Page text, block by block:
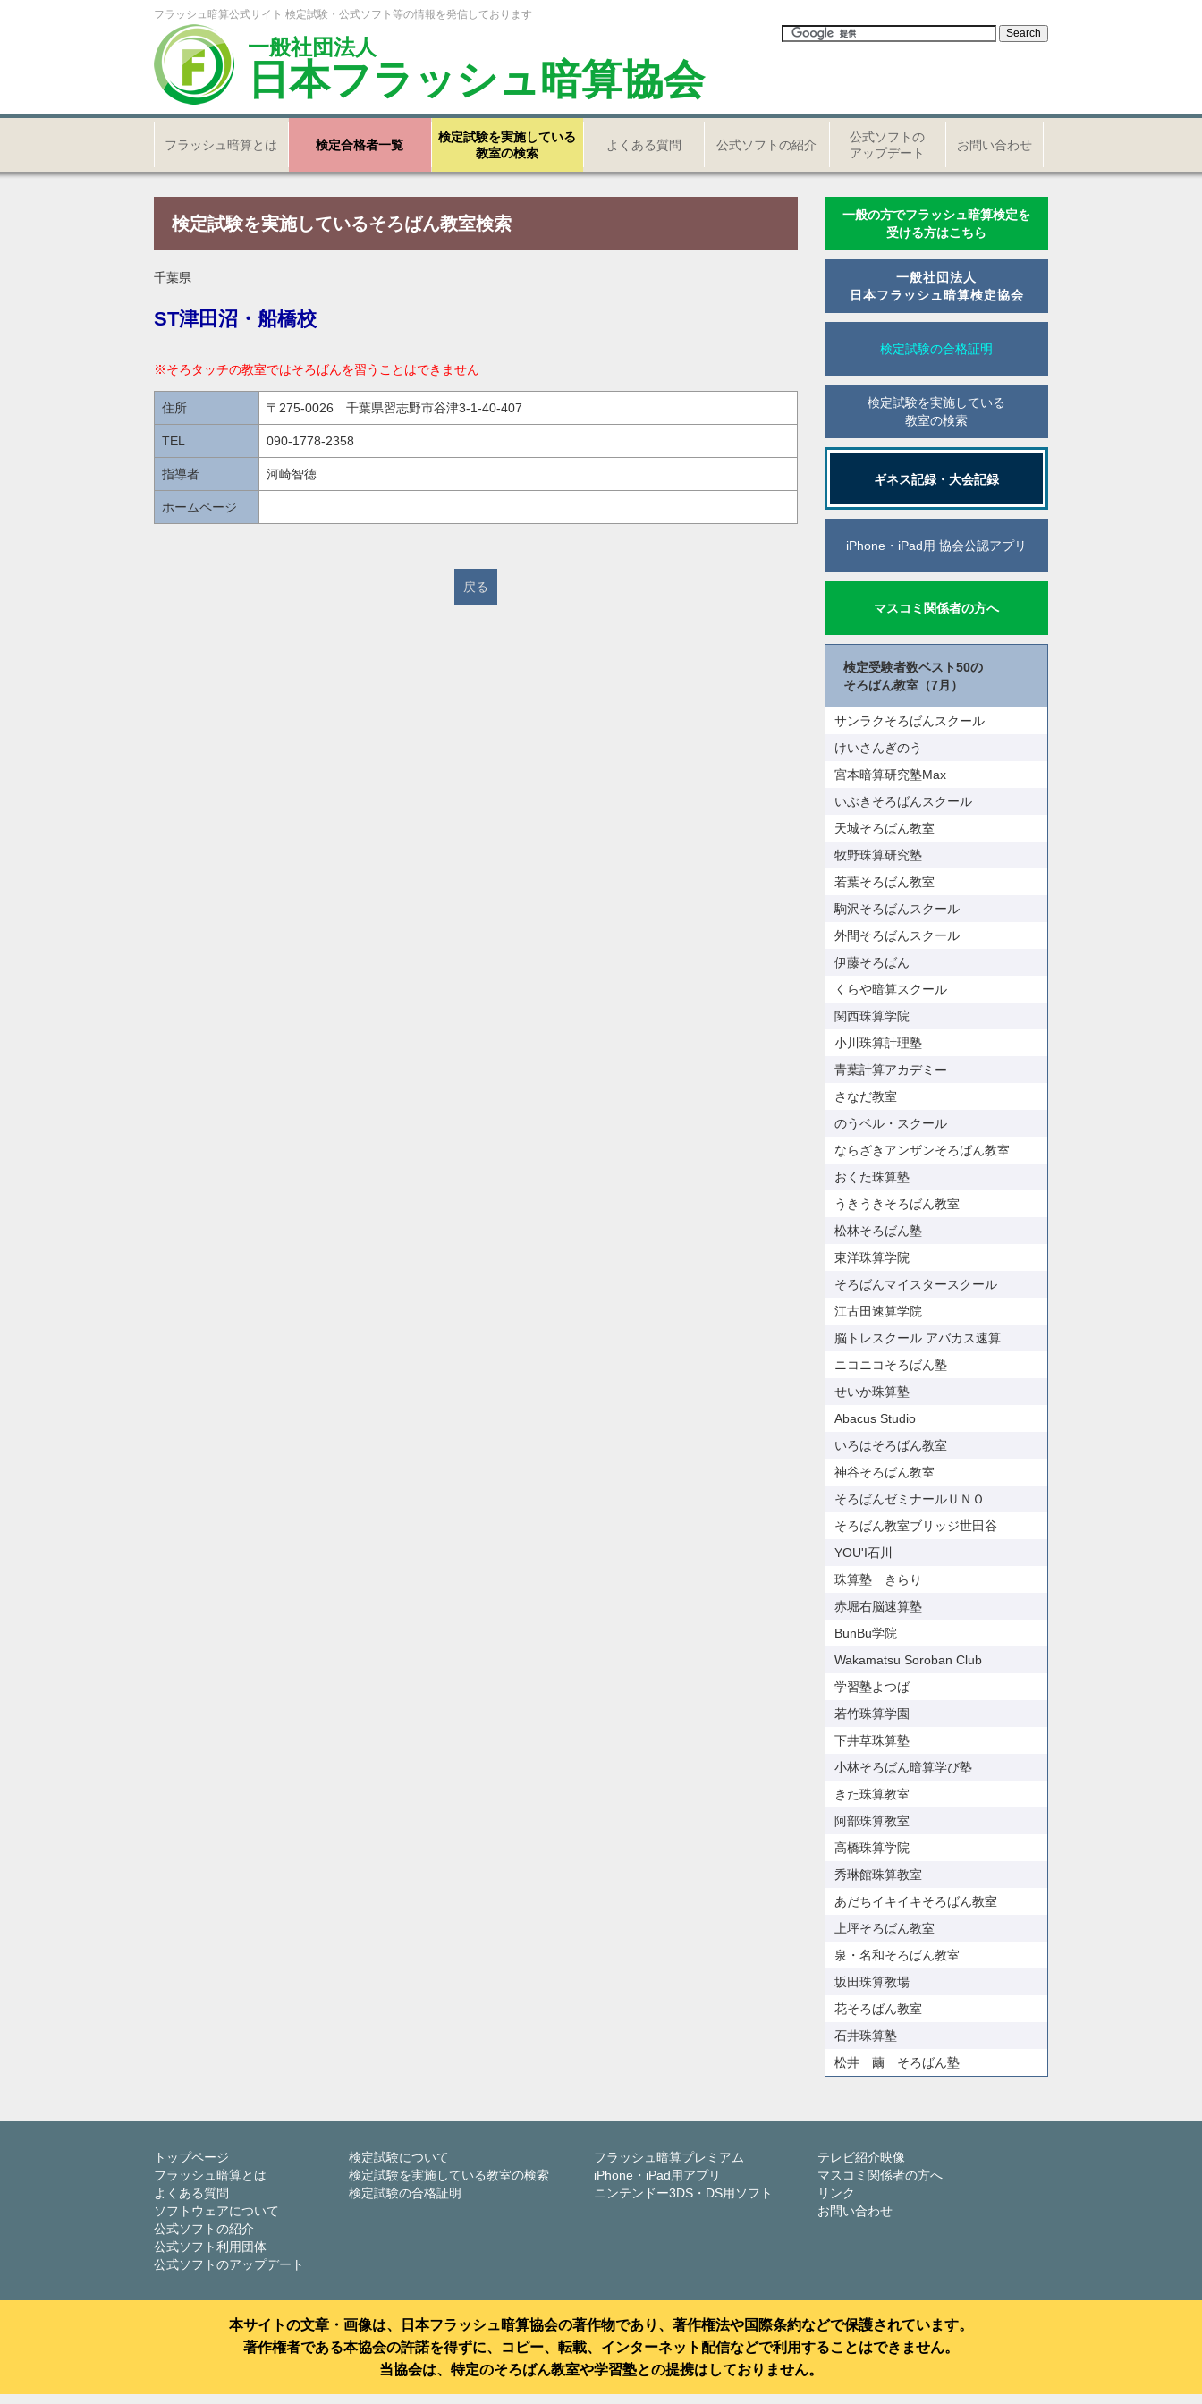
フラッシュ暗算公式サイト 検定試験・公式ソフト等の情報を発信しております
一般社団法人
日本フラッシュ暗算協会
フラッシュ暗算とは 検定合格者一覧
検定試験を実施している
教室の検索
よくある質問 公式ソフトの紹介
公式ソフトの
アップデート
お問い合わせ
検定試験を実施しているそろばん教室検索
千葉県
ST津田沼・船橋校
※そろタッチの教室ではそろばんを習うことはできません
住所 〒275-0026 千葉県習志野市谷津3-1-40-407
TEL 090-1778-2358
指導者 河崎智徳
ホームページ
戻る
一般の方でフラッシュ暗算検定を
受ける方はこちら
一般社団法人
日本フラッシュ暗算検定協会
検定試験の合格証明
検定試験を実施している
教室の検索
ギネス記録・大会記録
iPhone・iPad用 協会公認アプリ
マスコミ関係者の方へ
検定受験者数ベスト50の
そろばん教室（7月）
サンラクそろばんスクール
けいさんぎのう
宮本暗算研究塾Max
いぶきそろばんスクール
天城そろばん教室
牧野珠算研究塾
若葉そろばん教室
駒沢そろばんスクール
外間そろばんスクール
伊藤そろばん
くらや暗算スクール
関西珠算学院
小川珠算計理塾
青葉計算アカデミー
さなだ教室
のうベル・スクール
ならざきアンザンそろばん教室
おくた珠算塾
うきうきそろばん教室
松林そろばん塾
東洋珠算学院
そろばんマイスタースクール
江古田速算学院
脳トレスクール アバカス速算
ニコニコそろばん塾
せいか珠算塾
Abacus Studio
いろはそろばん教室
神谷そろばん教室
そろばんゼミナールＵＮＯ
そろばん教室ブリッジ世田谷
YOU'I石川
珠算塾 きらり
赤堀右脳速算塾
BunBu学院
Wakamatsu Soroban Club
学習塾よつば
若竹珠算学園
下井草珠算塾
小林そろばん暗算学び塾
きた珠算教室
阿部珠算教室
高橋珠算学院
秀琳館珠算教室
あだちイキイキそろばん教室
上坪そろばん教室
泉・名和そろばん教室
坂田珠算教場
花そろばん教室
石井珠算塾
松井 繭 そろばん塾
トップページ
フラッシュ暗算とは
よくある質問
ソフトウェアについて
公式ソフトの紹介
公式ソフト利用団体
公式ソフトのアップデート
検定試験について
検定試験を実施している教室の検索
検定試験の合格証明
フラッシュ暗算プレミアム
iPhone・iPad用アプリ
ニンテンドー3DS・DS用ソフト
テレビ紹介映像
マスコミ関係者の方へ
リンク
お問い合わせ
本サイトの文章・画像は、日本フラッシュ暗算協会の著作物であり、著作権法や国際条約などで保護されています。
著作権者である本協会の許諾を得ずに、コピー、転載、インターネット配信などで利用することはできません。
当協会は、特定のそろばん教室や学習塾との提携はしておりません。